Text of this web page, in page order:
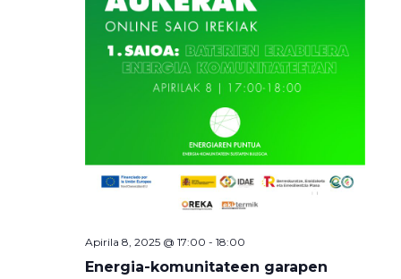
Apirila 8, 2025 @ 17:00 - 18:00
Energia-komunitateen garapen